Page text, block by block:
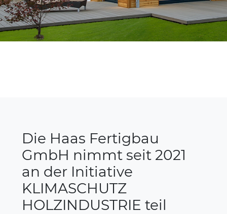
Die Haas Fertigbau
GmbH nimmt seit 2021
an der Initiative
KLIMASCHUTZ
HOLZINDUSTRIE teil